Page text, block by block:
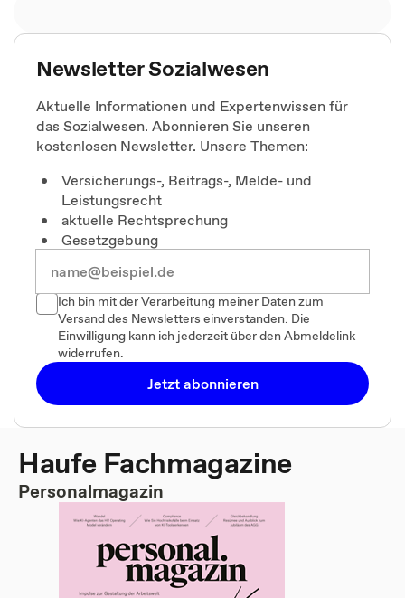
Newsletter Sozialwesen
Aktuelle Informationen und Expertenwissen für
das Sozialwesen. Abonnieren Sie unseren
kostenlosen Newsletter. Unsere Themen:
Versicherungs-, Beitrags-, Melde- und
Leistungsrecht
aktuelle Rechtsprechung
Gesetzgebung
Ich bin mit der Verarbeitung meiner Daten zum
Versand des Newsletters einverstanden. Die
Einwilligung kann ich jederzeit über den Abmeldelink
widerrufen.
Jetzt abonnieren
Haufe Fachmagazine
Personalmagazin